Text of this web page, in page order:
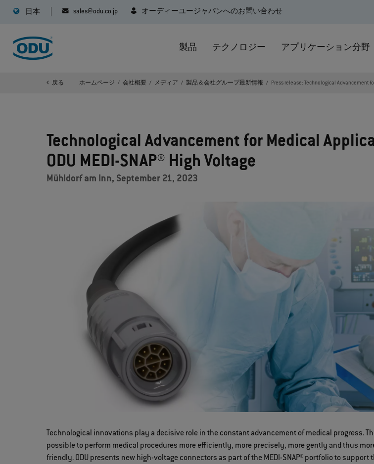
日本 sales@odu.co.jp オーディーユージャパンへのお問い合わせ
製品 テクノロジー アプリケーション分野
戻る ホームページ 会社概要 メディア 製品＆会社グループ最新情報 Press release: Technological Advancement
Technological Advancement for Medical
ODU MEDI-SNAP® High Voltage
Mühldorf am Inn, September 21, 2023
Technological innovations play a decisive role in the constant advancement of medical progress.
possible to perform medical procedures more efficiently, more precisely, more gently and thus
friendly. ODU presents new high-voltage connectors as part of the MEDI-SNAP® portfolio to support